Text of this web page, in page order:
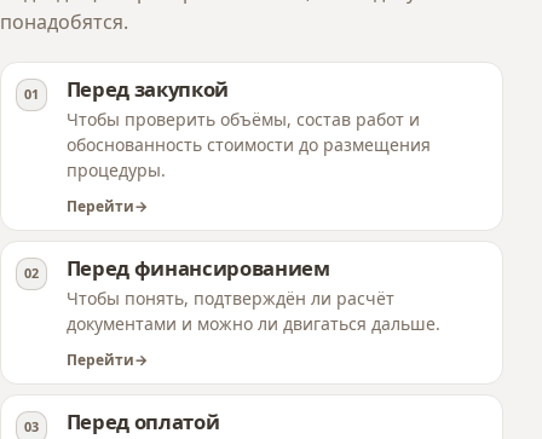
понадобятся.
Перед закупкой
Чтобы проверить объёмы, состав работ и
обоснованность стоимости до размещения
процедуры.
Перейти
Перед финансированием
Чтобы понять, подтверждён ли расчёт
документами и можно ли двигаться дальше.
Перейти
Перед оплатой